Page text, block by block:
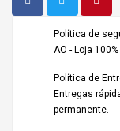
Política de
AO - Loja
Política de
Entregas
permanente.